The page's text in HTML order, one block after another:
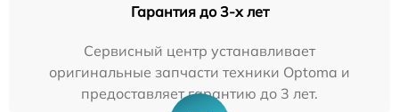
Гарантия до 3-х лет
Сервисный центр устанавливает
оригинальные запчасти техники Optoma и
предоставляет гарантию до 3 лет.